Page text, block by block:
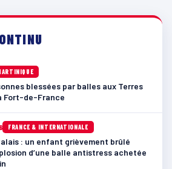
blessées par balles aux Terres
Fort-de-France
FRANCE & INTERNATIONALE
: un enfant grièvement brûlé
d’une balle antistress achetée